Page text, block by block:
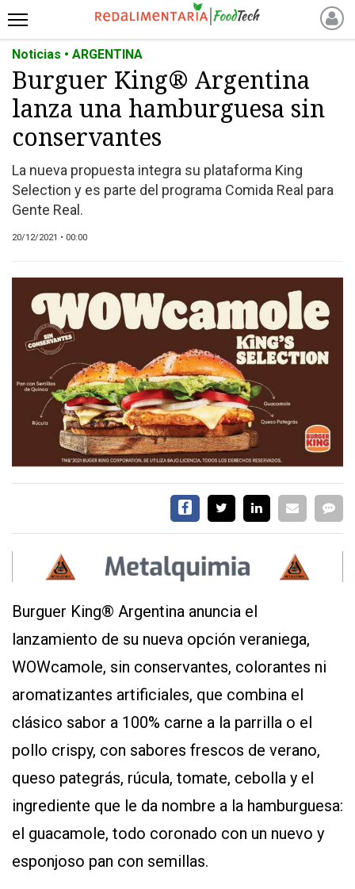
INICIO
NOTICIAS RECIENTES
NOTICIAS
PROTEÍNAS
ANIMAL FREE
FOODTECH
DIRECTORIO
MEDIA KIT
SERVICIOS
CONTÁCTENOS
TÉRMINOS
POLÍTICAS
DE
PRIVACIDAD
DEL
SITIO
Noticias • ARGENTINA
Burguer King® Argentina
lanza una hamburguesa sin
conservantes
La nueva propuesta integra su plataforma King
Selection y es parte del programa Comida Real para
Gente Real.
20/12/2021 • 00:00
Burguer King® Argentina anuncia el
lanzamiento de su nueva opción veraniega,
WOWcamole, sin conservantes, colorantes ni
aromatizantes artificiales, que combina el
clásico sabor a 100% carne a la parrilla o el
pollo crispy, con sabores frescos de verano,
queso pategrás, rúcula, tomate, cebolla y el
ingrediente que le da nombre a la hamburguesa:
el guacamole, todo coronado con un nuevo y
esponjoso pan con semillas.